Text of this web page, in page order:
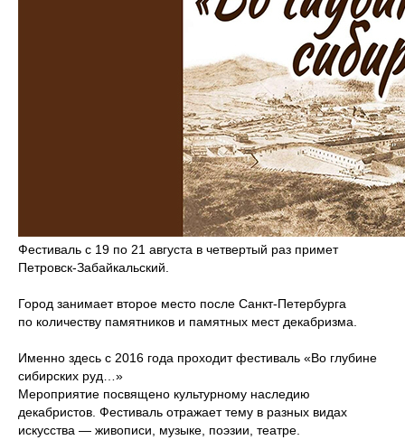
Фестиваль с 19 по 21 августа в четвертый раз примет
Петровск-Забайкальский.
Город занимает второе место после Санкт-Петербурга
по количеству памятников и памятных мест декабризма.
Именно здесь с 2016 года проходит фестиваль «Во глубине
сибирских руд…»
Мероприятие посвящено культурному наследию
декабристов. Фестиваль отражает тему в разных видах
искусства — живописи, музыке, поэзии, театре.